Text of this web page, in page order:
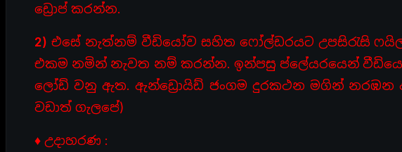
ඩ්‍රොප් කරන්න.
2) එසේ නැත්නම් වීඩියෝව සහිත ෆෝල්ඩරයට උපසිරැසි
එකම නමින් නැවත නම් කරන්න. ඉන්පසු ප්ලේයරයෙන්
ලෝඩ් වනු ඇත. ඇන්ඩ්‍රොයිඩ් ජංගම දුරකථන මගින් නරඹන
වඩාත් ගැලපේ)
♦ උදාහරණ :